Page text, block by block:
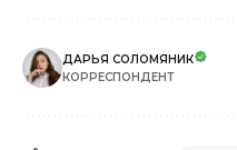
ДАРЬЯ СОЛОМЯНИК
КОРРЕСПОНДЕНТ